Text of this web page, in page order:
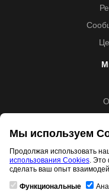
Образовательная
Мы используем
Продолжая использовать
использования Cookies. Это
сделать ваш опыт
Функциональные